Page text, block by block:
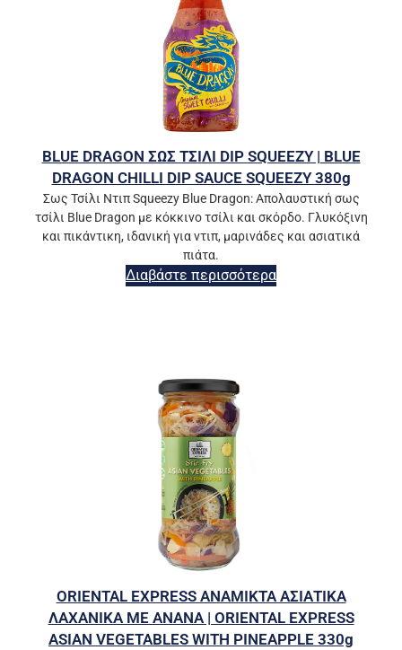
BLUE DRAGON ΣΩΣ ΤΣΙΛΙ DIP SQUEEZY | BLUE
DRAGON CHILLI DIP SAUCE SQUEEZY 380g
Σως Τσίλι Ντιπ Squeezy Blue Dragon: Απολαυστική σως
τσίλι Blue Dragon με κόκκινο τσίλι και σκόρδο. Γλυκόξινη
και πικάντικη, ιδανική για ντιπ, μαρινάδες και ασιατικά
πιάτα.
Διαβάστε περισσότερα
ORIENTAL EXPRESS ΑΝΑΜΙΚΤΑ ΑΣΙΑΤΙΚΑ
ΛΑΧΑΝΙΚΑ ΜΕ ΑΝΑΝΑ | ORIENTAL EXPRESS
ASIAN VEGETABLES WITH PINEAPPLE 330g